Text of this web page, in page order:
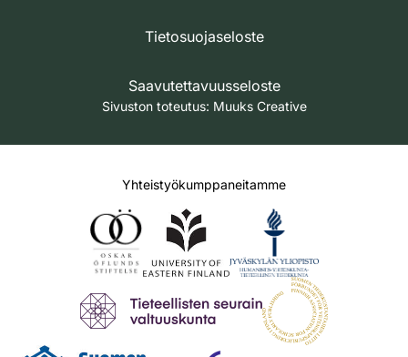
Tietosuojaseloste
Saavutettavuusseloste
Sivuston toteutus: Muuks Creative
Yhteistyökumppaneitamme